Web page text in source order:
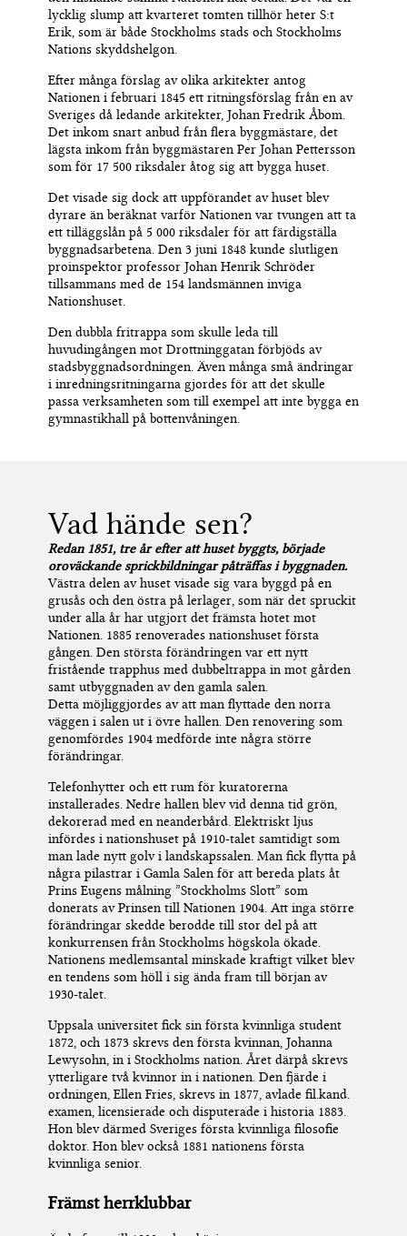
lycklig slump att kvarteret tomten tillhör heter S:t
Erik,som är både Stockholms stads och Stockholms
Nations skyddshelgon.
Efter många förslag av olika arkitekter antog
Nationen i februari 1845 ett ritningsförslag från en av
Sveriges då ledande arkitekter, Johan Fredrik Åbom.
Det inkom snart anbud från flera byggmästare, det
lägsta inkom från byggmästaren Per Johan Pettersson
som för 17 500 riksdaler åtog sig att bygga huset.
Det visade sig dock att uppförandet av huset blev
dyrare än beräknat varför Nationen var tvungen att ta
ett tilläggslån på 5 000 riksdaler för att färdigställa
byggnadsarbetena. Den 3 juni 1848 kunde slutligen
proinspektor professor Johan Henrik Schröder
tillsammans med de 154 landsmännen inviga
Nationshuset.
Den dubbla fritrappa som skulle leda till
huvudingången mot Drottninggatan förbjöds av
stadsbyggnadsordningen.Även många små ändringar
i inredningsritningarna gjordes för att det skulle
passa verksamheten som till exempel att inte bygga en
gymnastikhall på bottenvåningen.
Vad hände sen?
Redan 1851, tre år efteratt huset byggts, började
oroväckande sprickbildningar påträffas i byggnaden.
Västra delen av huset visade sig vara byggd på en
grusås och den östra på lerlager,som när det spruckit
under alla år har utgjort det främsta hotet mot
Nationen. 1885 renoverades nationshuset första
gången. Den största förändringen var ett nytt
fristående trapphus med dubbeltrappa in mot gården
samt utbyggnaden av den gamla salen.
Dettamöjliggjordes av att man flyttade den norra
väggen i salen ut i övre hallen. Den renovering som
genomfördes 1904 medförde inte några större
förändringar.
Telefonhytter och ett rum för kuratorerna
installerades. Nedre hallen blev vid denna tid grön,
dekoreradmed en neanderbård. Elektriskt ljus
infördes i nationshuset på 1910-talet samtidigt som
man lade nytt golv i landskapssalen. Man fick flytta på
några pilastrar i Gamla Salen för att bereda plats åt
Prins Eugens målning ”Stockholms Slott” som
donerats av Prinsen till Nationen 1904. Att inga större
förändringar skedde berodde till stor del på att
konkurrensen från Stockholms högskola ökade.
Nationens medlemsantal minskade kraftigt vilket blev
en tendens som höll i sig ända fram till början av
1930-talet.
Uppsala universitet fick sin första kvinnliga student
1872, och 1873 skrevs den första kvinnan, Johanna
Lewysohn,in i Stockholms nation. Året därpå skrevs
ytterligare två kvinnor in i nationen.Den fjärde i
ordningen, Ellen Fries, skrevs in 1877,avlade fil.kand.
examen, licensierade och disputerade i historia 1883.
Hon blev därmed Sveriges första kvinnliga filosofie
doktor. Hon blev också 1881 nationens första
kvinnliga senior.
Främst herrklubbar